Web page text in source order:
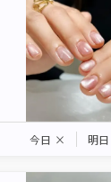
今日 × 明日